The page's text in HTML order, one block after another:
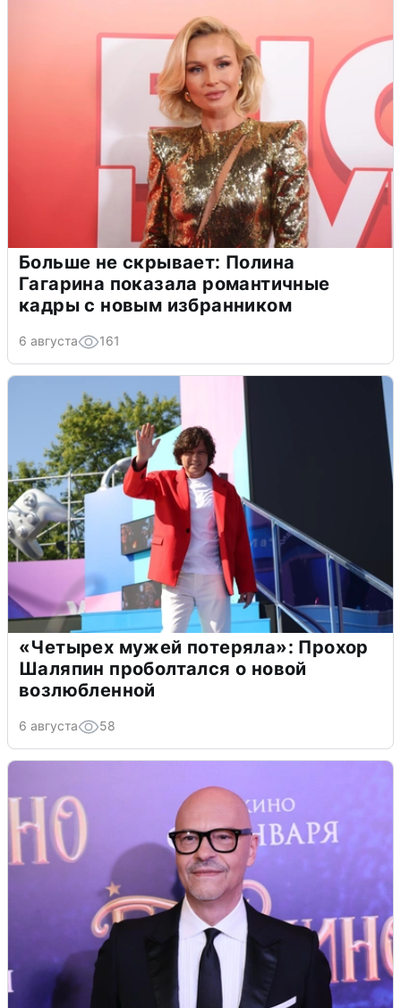
Больше не скрывает: Полина
Гагарина показала романтичные
кадры с новым избранником
6 августа 161
«Четырех мужей потеряла»: Прохор
Шаляпин проболтался о новой
возлюбленной
6 августа 58